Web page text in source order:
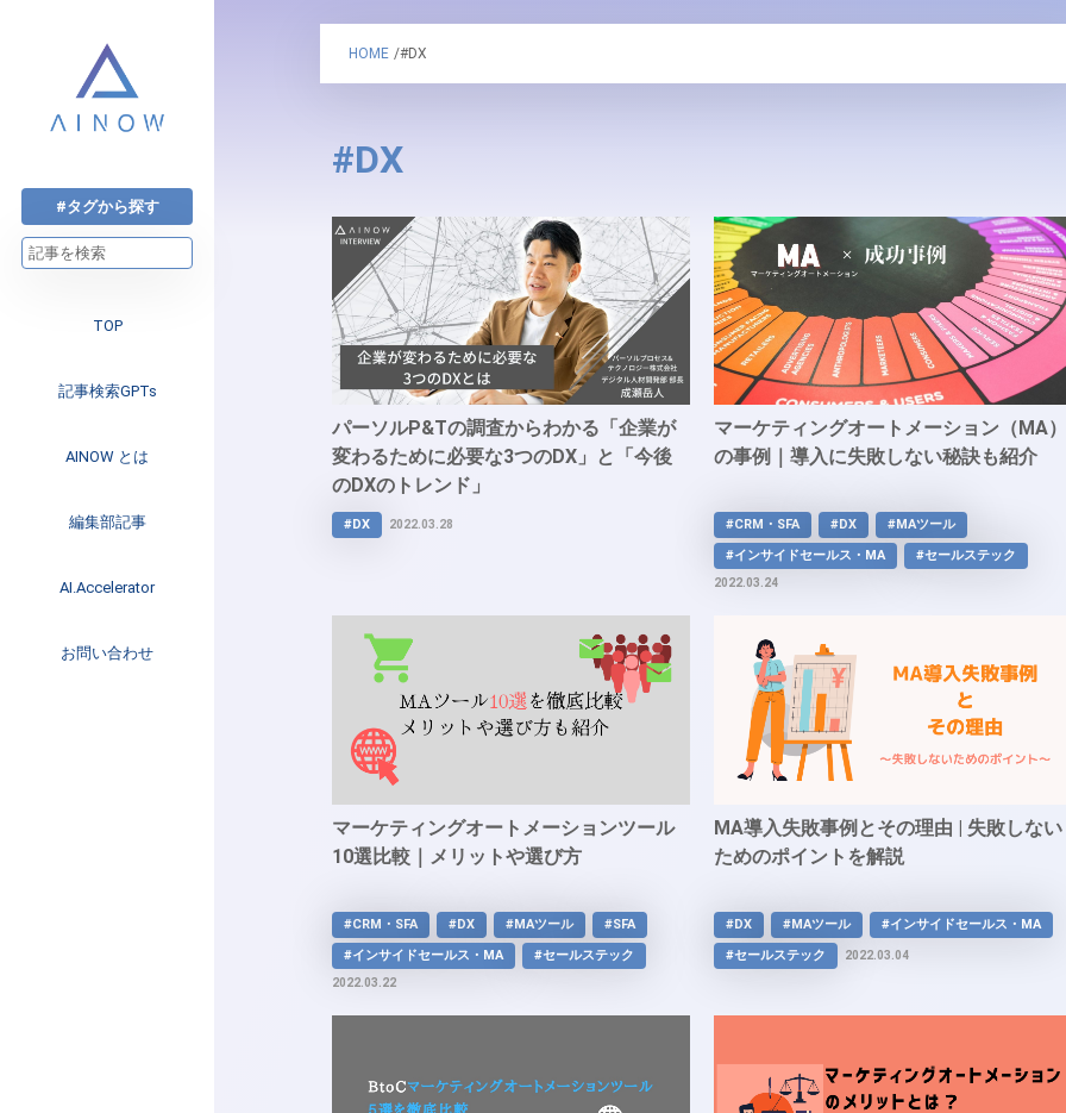
#タグから探す
TOP
記事検索GPTs
AINOW とは
編集部記事
注目のニュース
インタビュー
Web3
AI.Accelerator
AI.Accelerator記事
お問い合わせ
HOME /#DX
#DX
パーソルP&Tの調査からわかる「企業が
変わるために必要な3つのDX」と「今後
のDXのトレンド」
#DX 2022.03.28
マーケティングオートメーション（MA）
の事例｜導入に失敗しない秘訣も紹介
#CRM・SFA #DX
#MAツール
#インサイドセールス・MA
#セールステック
2022.03.24
マーケティングオートメーションツール
10選比較｜メリットや選び方
#CRM・SFA #DX #MAツール
#SFA
#インサイドセールス・MA
#セールステック
2022.03.22
MA導入失敗事例とその理由 | 失敗しない
ためのポイントを解説
#DX #MAツール
#インサイドセールス・MA
#セールステック
2022.03.04